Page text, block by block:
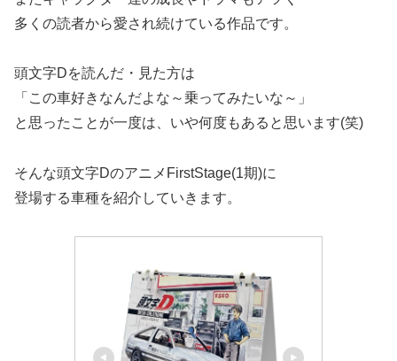
多くの読者から愛され続けている作品です。
頭文字Dを読んだ・見た方は
「この車好きなんだよな～乗ってみたいな～」
と思ったことが一度は、いや何度もあると思います(笑)
そんな頭文字DのアニメFirstStage(1期)に
登場する車種を紹介していきます。